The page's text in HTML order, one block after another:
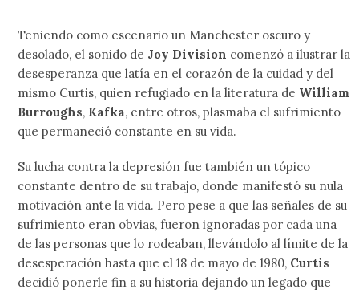
Teniendo como escenario un Manchester oscuro y
desolado, el sonido de Joy Division comenzó a ilustrar la
desesperanza que latía en el corazón de la cuidad y del
mismo Curtis, quien refugiado en la literatura de William
Burroughs, Kafka, entre otros, plasmaba el sufrimiento
que permaneció constante en su vida.
Su lucha contra la depresión fue también un tópico
constante dentro de su trabajo, donde manifestó su nula
motivación ante la vida. Pero pese a que las señales de su
sufrimiento eran obvias, fueron ignoradas por cada una
de las personas que lo rodeaban, llevándolo al límite de la
desesperación hasta que el 18 de mayo de 1980, Curtis
decidió ponerle fin a su historia dejando un legado que